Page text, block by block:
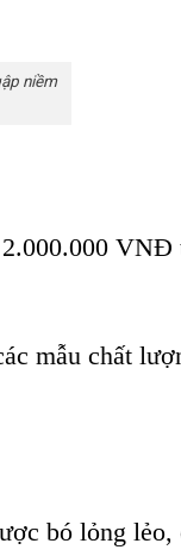
niềm
2.000.000 VNĐ
mẫu chất
bó lỏng lẻo,